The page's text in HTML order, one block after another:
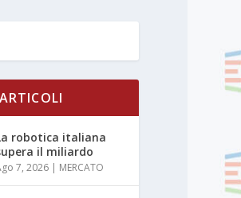
robotica italiana
il miliardo
7, 2026 | MERCATO